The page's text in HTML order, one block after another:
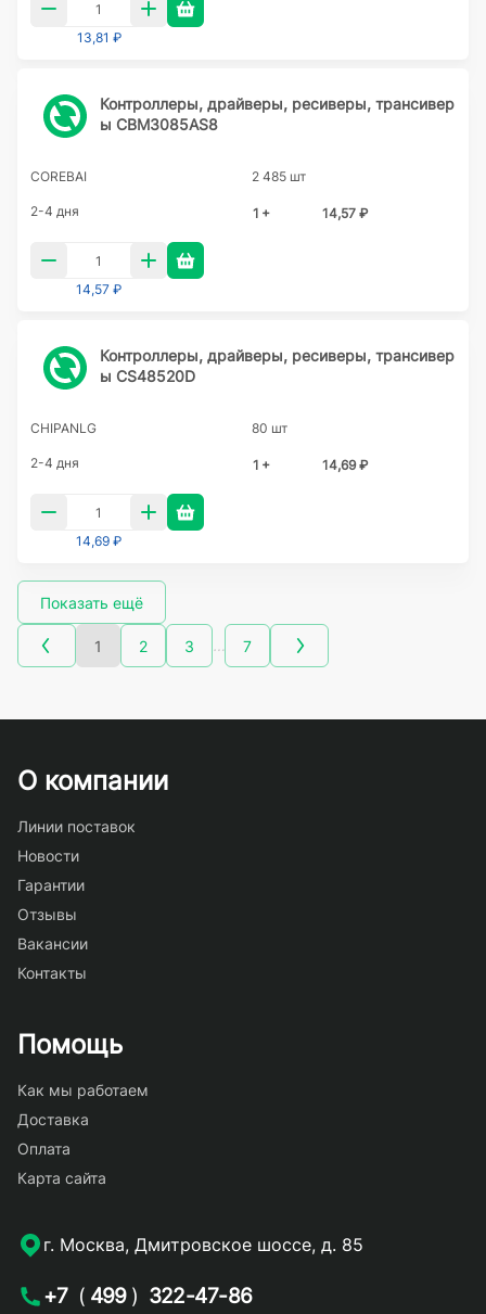
13,81 ₽
Контроллеры, драйверы, ресиверы, трансивер
ы CBM3085AS8
COREBAI 2 485 шт
2-4 дня 1 + 14,57 ₽
14,57 ₽
Контроллеры, драйверы, ресиверы, трансивер
ы CS48520D
CHIPANLG 80 шт
2-4 дня 1 + 14,69 ₽
14,69 ₽
Показать ещё
1 2 3 … 7
О компании
Линии поставок
Новости
Гарантии
Отзывы
Вакансии
Контакты
Помощь
Как мы работаем
Доставка
Оплата
Карта сайта
г. Москва, Дмитровское шоссе, д. 85
+7 ( 499 ) 322-47-86